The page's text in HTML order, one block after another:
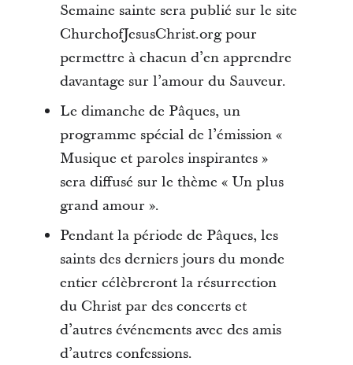
Semaine sainte sera publié sur le site
ChurchofJesusChrist.org pour
permettre à chacun d’en apprendre
davantage sur l’amour du Sauveur.
Le dimanche de Pâques, un
programme spécial de l’émission «
Musique et paroles inspirantes »
sera diffusé sur le thème « Un plus
grand amour ».
Pendant la période de Pâques, les
saints des derniers jours du monde
entier célèbreront la résurrection
du Christ par des concerts et
d’autres événements avec des amis
d’autres confessions.